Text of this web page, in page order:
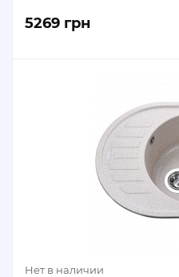
5269 грн
Нет в наличии